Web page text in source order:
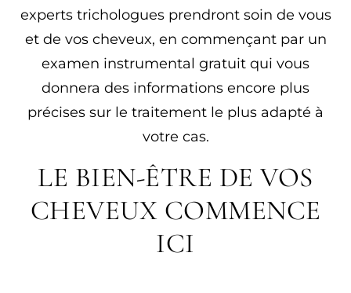
experts trichologues prendront soin de vous
et de vos cheveux, en commençant par un
examen instrumental gratuit qui vous
donnera des informations encore plus
précises sur le traitement le plus adapté à
votre cas.
LE BIEN-ÊTRE DE VOS
CHEVEUX COMMENCE
ICI​